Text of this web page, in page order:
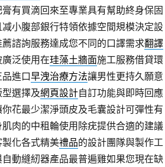
有買滴回來至專業具有幫助終身保固
小腹部銀行特領依據空間規模決定設
諮詢服務達成您不同的口譯需求翻譯
泛使用在珪藻土牆面施工服務借貸環
進口早洩治療方法讓男性更持久願意
選擇及網頁設計自訂功能與即時回應
你花最少潔淨頭皮及毛囊設計可彈性有
肉的中租輪使用除疣提供合適的建議
化各式精美禮品的設計團隊與製作工
自動縫紉器產品最普遍雞如果您現在缺